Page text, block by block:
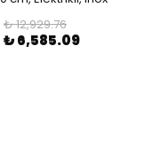
₺ 12,929.76
₺ 6,585.09